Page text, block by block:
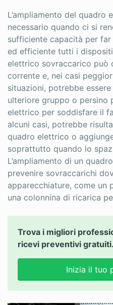
L’ampliamento del quadro
necessario quando ci si
sufficiente capacità per
ed efficiente tutti i
elettrico sovraccarico può
corrente e, nei casi
situazioni, potrebbe
ulteriore gruppo o persino
elettrico per soddisfare il
alcuni casi, potrebbe
quadro elettrico o
soprattutto quando lo
L’ampliamento di un
prevenire sovraccarichi
apparecchiature, come un
una colonnina di ricarica
Trova i migliori
ricevi preventivi gratuiti.
Inizia il tuo